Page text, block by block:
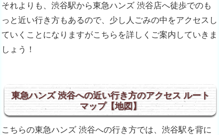
それよりも、渋谷駅から東急ハンズ 渋谷店へ徒歩でのも
っと近い行き方もあるので、少し人ごみの中をアクセスし
ていくことになりますがこちらを詳しくご案内していきま
しょう！
東急ハンズ 渋谷への近い行き方のアクセス ルート
マップ【地図】
こちらの東急ハンズ 渋谷への行き方では、渋谷駅を背に